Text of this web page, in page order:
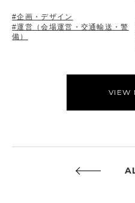
#企画・デザイン
#運営（会場運営・交通輸送・警
備）
VIEW